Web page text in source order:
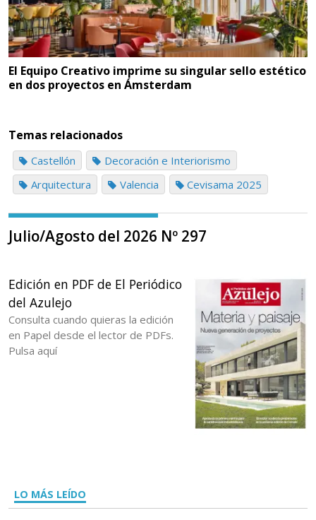
El Equipo Creativo imprime su singular sello estético
en dos proyectos en Ámsterdam
Temas relacionados
Castellón
Decoración e Interiorismo
Arquitectura
Valencia Cevisama 2025
Julio/Agosto del 2026 Nº 297
Edición en PDF de El Periódico
del Azulejo
Consulta cuando quieras la edición
en Papel desde el lector de PDFs.
Pulsa aquí
LO MÁS LEÍDO